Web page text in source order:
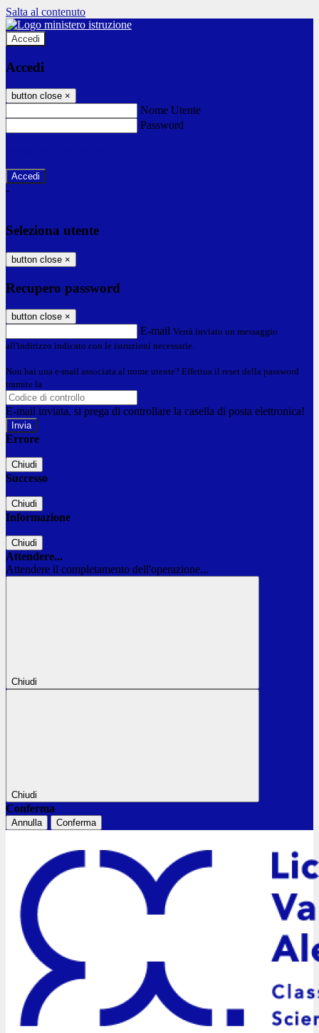
Salta al contenuto
Accedi
Accedi
button close ×
Nome Utente
Password
-
Seleziona utente
button close ×
Recupero password
button close ×
E-mail Verrà inviato un messaggio
all'indirizzo indicato con le istruzioni necessarie.
Non hai una e-mail associata al nome utente? Effettua il reset della password
tramite la
E-mail inviata, si prega di controllare la casella di posta elettronica!
Errore
Chiudi
Successo
Chiudi
Informazione
Chiudi
Attendere...
Attendere il completamento dell'operazione...
Chiudi
Chiudi
Conferma
Annulla Conferma